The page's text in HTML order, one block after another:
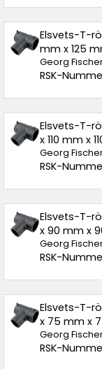
Elsvets-T-rör
mm x 125
Georg
RSK-
Elsvets-T-rör
x 110 mm x
Georg
RSK-
Elsvets-T-
x 90 mm x
Georg
RSK-
Elsvets-T-
x 75 mm x
Georg
RSK-